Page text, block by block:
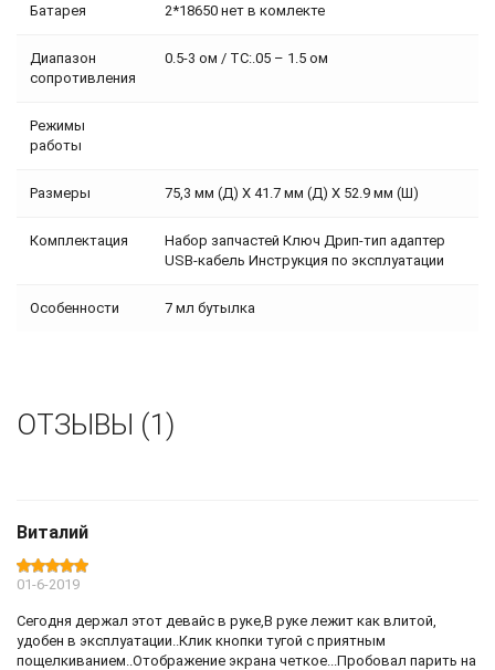
Батарея 2*18650 нет в комлекте
Диапазон
сопротивления
0.5-3 ом / TC:.05 – 1.5 ом
Режимы
работы
Размеры 75,3 мм (Д) X 41.7 мм (Д) X 52.9 мм (Ш)
Комплектация
Набор запчастей Ключ Дрип-тип адаптер
USB-кабель Инструкция по эксплуатации
Особенности 7 мл бутылка
ОТЗЫВЫ (1)
Виталий
01-6-2019
Сегодня держал этот девайс в руке,В руке лежит как влитой,
удобен в эксплуатации..Клик кнопки тугой с приятным
пощелкиванием..Отображение экрана четкое...Пробовал парить на